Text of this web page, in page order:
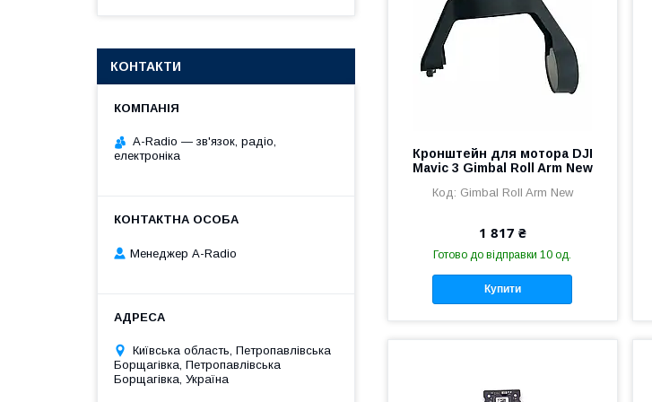
Кронштейн для мотора DJI
Mavic 3 Gimbal Roll Arm New
Gimbal Roll Arm New
1 817 ₴
Готово до відправки 10 од.
Купити
КОНТАКТИ
A-Radio — зв'язок, радіо,
електроніка
Менеджер A-Radio
Київська область, Петропавлівська
Борщагівка, Петропавлівська
Борщагівка, Україна